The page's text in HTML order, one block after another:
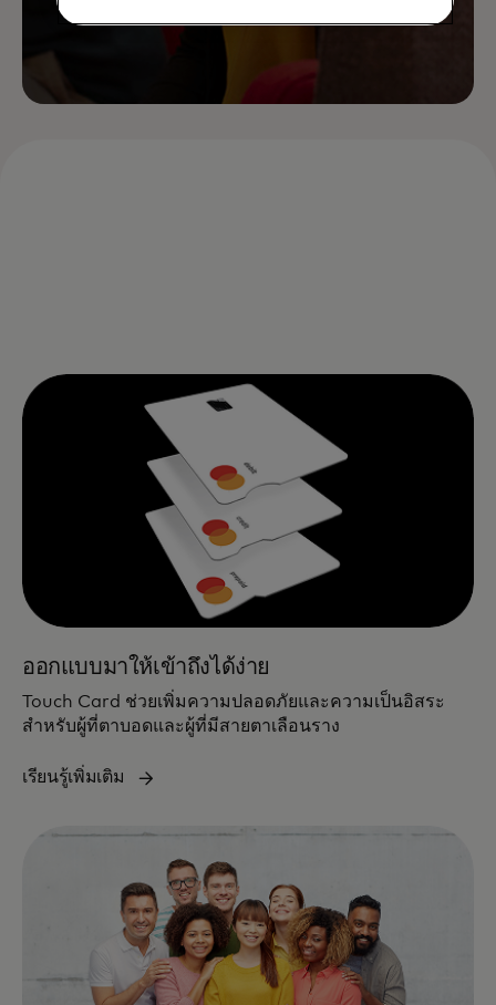
ออกแบบมาให้เข้าถึงได้ง่าย
Touch Card ช่วยเพิ่มความปลอดภัยและความเป็นอิสระ
สำหรับผู้ที่ตาบอดและผู้ที่มีสายตาเลือนราง
เรียนรู้เพิ่มเติม